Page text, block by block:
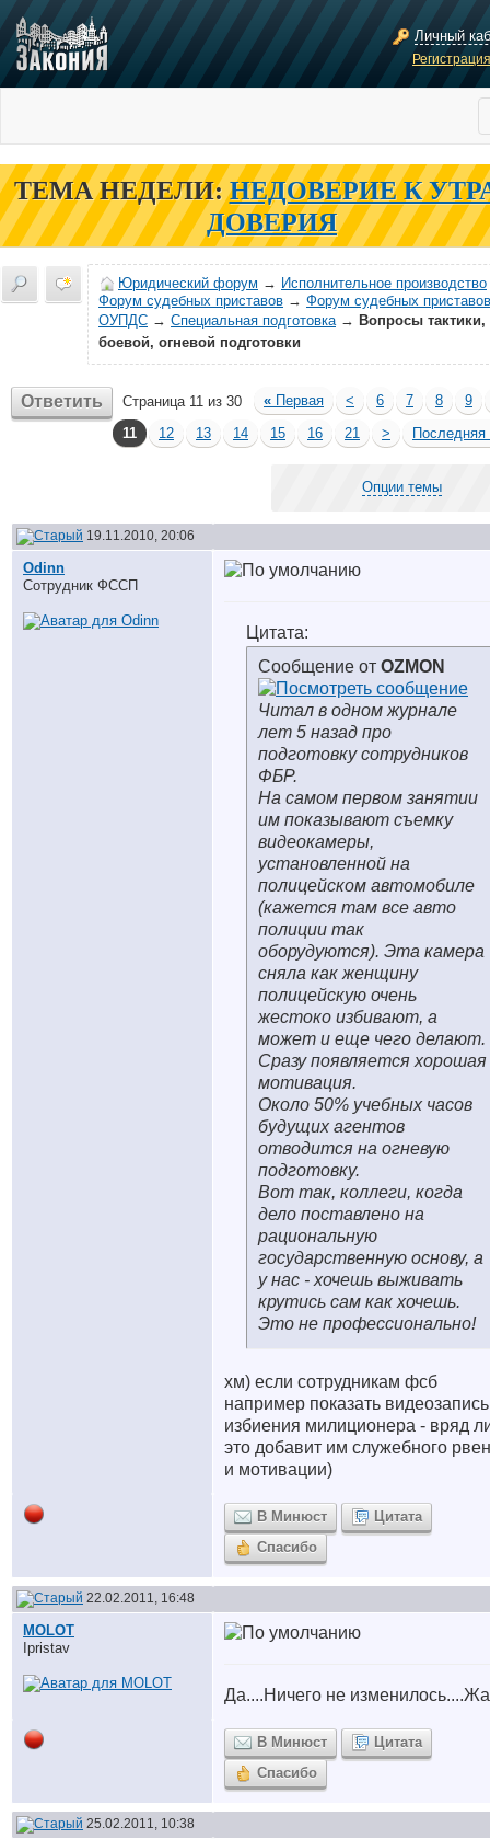
Личный
ТЕМА НЕДЕЛИ: НЕДОВЕРИЕ К
ДОВЕРИЯ
Юридический форум → Исполнительное производство
Форум судебных приставов → Форум судебных
ОУПДС → Специальная подготовка→ Вопросы тактики,
боевой, огневой подготовки
Ответить Страница 11 из 30 « Первая < 6 7 8
9
11
12 13 14 15 16 21 > Последняя
Опции темы
19.11.2010, 20:06
Odinn
Сотрудник ФССП
Цитата:
Сообщение от OZMON
Читал в одном журнале
лет 5 назад про
подготовку сотрудников
ФБР.
На самом первом занятии
им показывают съемку
видеокамеры,
установленной на
полицейском автомобиле
(кажется там все авто
полиции так
оборудуются). Эта камера
сняла как женщину
полицейскую очень
жестоко избивают, а
может и еще чего делают.
Сразу появляется хорошая
мотивация.
Около 50% учебных часов
будущих агентов
отводится на огневую
подготовку.
Вот так, коллеги, когда
дело поставлено на
рациональную
государственную основу, а
у нас - хочешь выживать
крутись сам как хочешь.
Это не профессионально!
хм) если сотрудникам фсб
например показать видеозапись
избиения милиционера - вряд
это добавит им служебного
и мотивации)
В Минюст
Цитата
Спасибо
22.02.2011, 16:48
MOLOT
Ipristav
Да....Ничего не
В Минюст
Цитата
Спасибо
25.02.2011, 10:38